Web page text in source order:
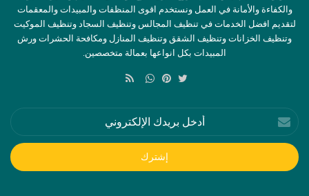
والكفاءة والأمانة في العمل ونستخدم اقوى المنظفات والمبيدات والمعقمات
لتقديم افضل الخدمات في تنظيف المجالس وتنظيف السجاد وتنظيف الموكيت
وتنظيف الخزانات وتنظيف الشقق وتنظيف المنازل ومكافحة الحشرات ورش
المبيدات بكل انواعها بعمالة متخصصين.
RSS
أدخل
بريدك
الإلكتروني